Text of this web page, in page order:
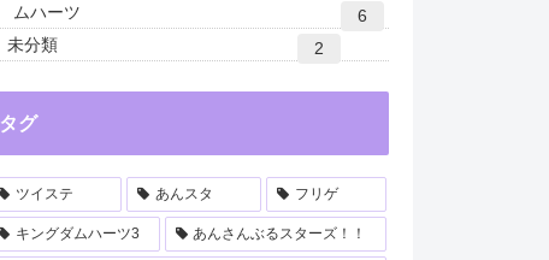
ムハーツ
6
未分類
2
タグ
ツイステ あんスタ フリゲ
キングダムハーツ3 あんさんぶるスターズ！！